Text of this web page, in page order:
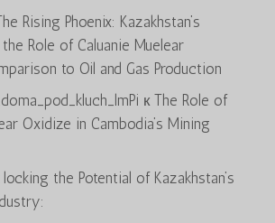
Rising Phoenix: Kazakhstan’s
Role of Caluanie Muelear
to Oil and Gas Production
к The Role of
Oxidize in Cambodia’s Mining
locking the Potential of Kazakhstan’s